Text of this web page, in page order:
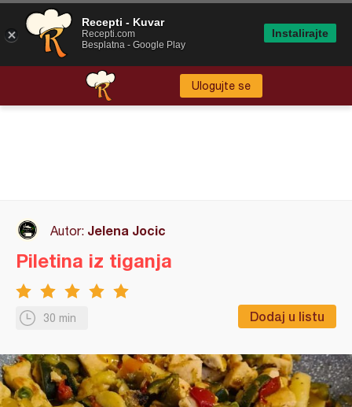
Ulogujte se
Autor: Jelena Jocic
30 min Dodaj u listu
Piletina iz tiganja
Recepti - Kuvar
Recepti.com
Besplatna - Google Play
Instalirajte